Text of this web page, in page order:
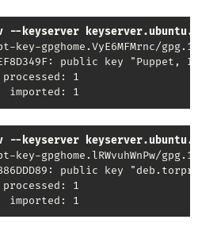
keyserver keyserver.ubuntu.com
gpghome.VyE6MFMrnc/
public key "Puppet,
1
1
keyserver keyserver.ubuntu.com
gpghome.lRWvuhWnPw/
public key
1
1